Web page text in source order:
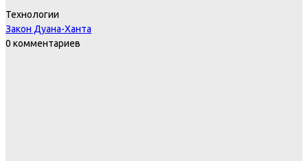
Технологии
Закон Дуана-Ханта
0 комментариев